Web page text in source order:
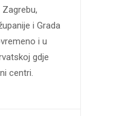
i Grada
i u
gdje
centri.